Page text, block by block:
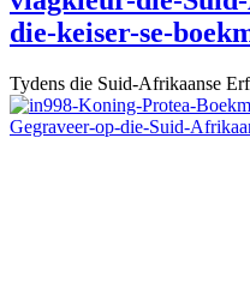
die-keiser-se-
Tydens die Suid-Afrikaanse